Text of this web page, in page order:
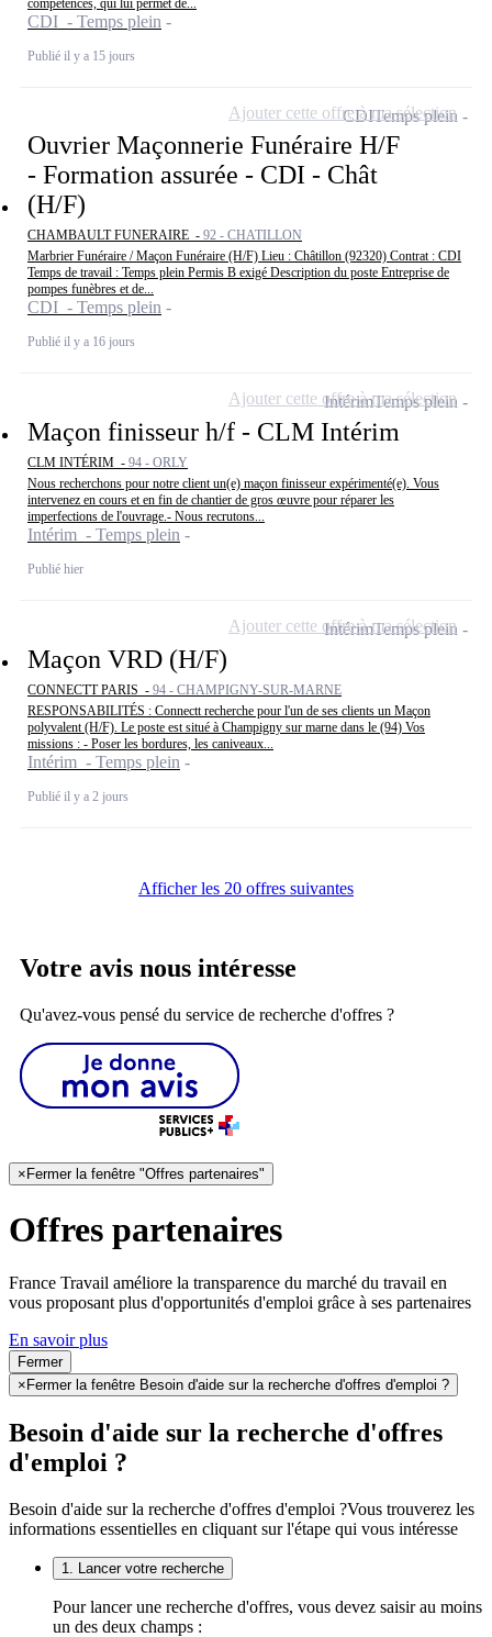
CDI - Temps plein
Publié il y a 15 jours
Ouvrier Maçonnerie Funéraire H/F
- Formation assurée - CDI - Chât
(H/F)
CHAMBAULT FUNERAIRE - 92 - CHATILLON
Marbrier Funéraire / Maçon Funéraire (H/F) Lieu : Châtillon (92320) Contrat : CDI
Temps de travail : Temps plein Permis B exigé Description du poste Entreprise de
pompes funèbres et de...
CDI - Temps plein
Publié il y a 16 jours
CDITemps plein
Ajouter cette offre à ma sélection
Maçon finisseur h/f - CLM Intérim
CLM INTÉRIM - 94 - ORLY
Nous recherchons pour notre client un(e) maçon finisseur expérimenté(e). Vous
intervenez en cours et en fin de chantier de gros œuvre pour réparer les
imperfections de l'ouvrage.- Nous recrutons...
Intérim - Temps plein
Publié hier
IntérimTemps plein
Ajouter cette offre à ma sélection
Maçon VRD (H/F)
CONNECTT PARIS - 94 - CHAMPIGNY-SUR-MARNE
RESPONSABILITÉS : Connectt recherche pour l'un de ses clients un Maçon
polyvalent (H/F). Le poste est situé à Champigny sur marne dans le (94) Vos
missions : - Poser les bordures, les caniveaux...
Intérim - Temps plein
Publié il y a 2 jours
IntérimTemps plein
Ajouter cette offre à ma sélection
Afficher les 20 offres suivantes
Votre avis nous intéresse
Qu'avez-vous pensé du service de recherche d'offres ?
× Fermer la fenêtre "Offres partenaires"
Offres partenaires
France Travail améliore la transparence du marché du travail en
vous proposant plus d'opportunités d'emploi grâce à ses partenaires
En savoir plus
Fermer
× Fermer la fenêtre Besoin d'aide sur la recherche d'offres d'emploi ?
Besoin d'aide sur la recherche d'offres
d'emploi ?
Besoin d'aide sur la recherche d'offres d'emploi ?Vous trouverez les
informations essentielles en cliquant sur l'étape qui vous intéresse
1. Lancer votre recherche
Pour lancer une recherche d'offres, vous devez saisir au moins
un des deux champs :